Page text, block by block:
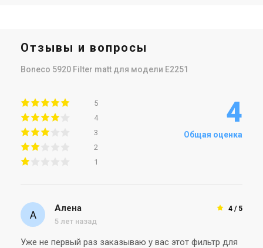
Отзывы и вопросы
Boneco 5920 Filter matt для модели E2251
5
4
3
2
1
4
Общая оценка
4 / 5
Алена
5 лет назад
Уже не первый раз заказываю у вас этот фильтр для